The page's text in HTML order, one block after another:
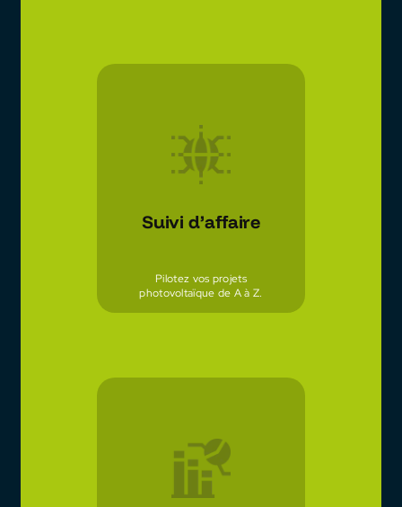
Suivi d’affaire
Pilotez vos projets
photovoltaïque de A à Z.